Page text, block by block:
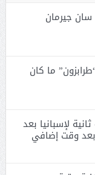
جيرمان
ما كان
2026: نجمة ثانية لإسبانيا بعد